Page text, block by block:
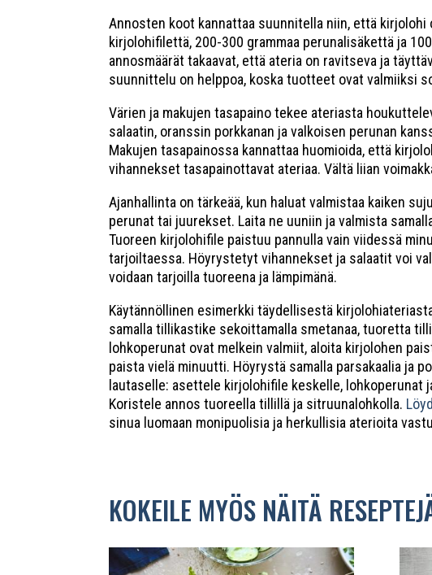
Annosten koot kannattaa suunnitella niin, että kirjolohi
kirjolohifilettä, 200-300 grammaa perunalisäkettä ja
annosmäärät takaavat, että ateria on ravitseva ja
suunnittelu on helppoa, koska tuotteet ovat valmiiksi
Värien ja makujen tasapaino tekee ateriasta
salaatin, oranssin porkkanan ja valkoisen perunan
Makujen tasapainossa kannattaa huomioida, että
vihannekset tasapainottavat ateriaa. Vältä liian
Ajanhallinta on tärkeää, kun haluat valmistaa kaiken
perunat tai juurekset. Laita ne uuniin ja valmista
Tuoreen kirjolohifile paistuu pannulla vain viidessä
tarjoiltaessa. Höyrystetyt vihannekset ja salaatit voi
voidaan tarjoilla tuoreena ja lämpimänä.
Käytännöllinen esimerkki täydellisestä
samalla tillikastike sekoittamalla smetanaa, tuoretta
lohkoperunat ovat melkein valmiit, aloita kirjolohen
paista vielä minuutti. Höyrystä samalla parsakaalia ja
lautaselle: asettele kirjolohifile keskelle,
Koristele annos tuoreella tillillä ja sitruunalohkolla.
sinua luomaan monipuolisia ja herkullisia aterioita
KOKEILE MYÖS NÄITÄ